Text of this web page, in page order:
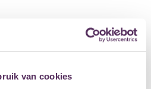
van cookies
beeld, lijkt het in
met de cultuursector. Dat is ook
street arts-festival